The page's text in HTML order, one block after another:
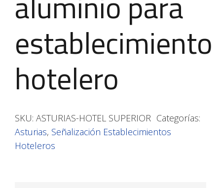
establecimiento
hotelero
SKU: ASTURIAS-HOTEL SUPERIOR Categorías:
Asturias, Señalización Establecimientos
Hoteleros